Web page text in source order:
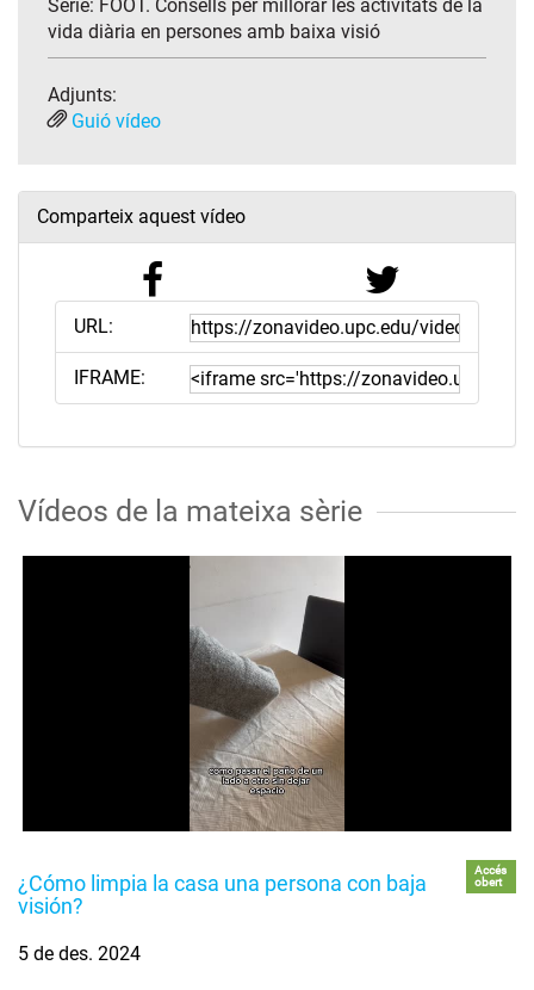
Sèrie: FOOT. Consells per millorar les activitats de la
vida diària en persones amb baixa visió
Adjunts:
Guió vídeo
Comparteix aquest vídeo
URL:
IFRAME:
Vídeos de la mateixa sèrie
¿Cómo limpia la casa una persona con baja
visión?
Accés
obert
5 de des. 2024